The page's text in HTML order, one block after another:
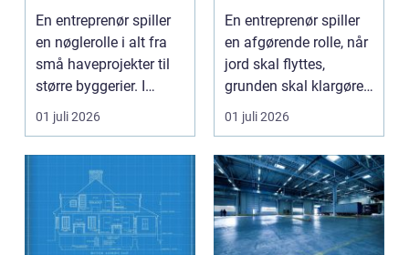
rette
samarbejdspartner
til dit byggeri
En entreprenør spiller
en nøglerolle i alt fra
små haveprojekter til
større byggerier. I
Nordjylland...
01 juli 2026
projekt
En entreprenør spiller
en afgørende rolle, når
jord skal flyttes,
grunden skal klargøres,
eller der ...
01 juli 2026